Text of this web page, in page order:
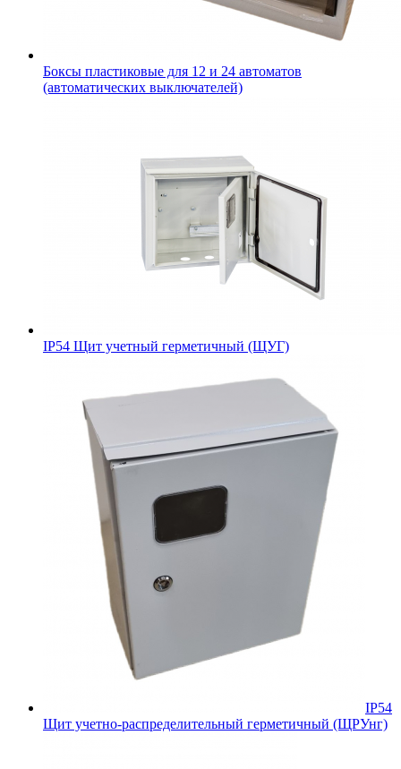
Боксы пластиковые для 12 и 24 автоматов
(автоматических выключателей)
IP54 Щит учетный герметичный (ЩУГ)
IP54
Щит учетно-распределительный герметичный (ЩРУнг)